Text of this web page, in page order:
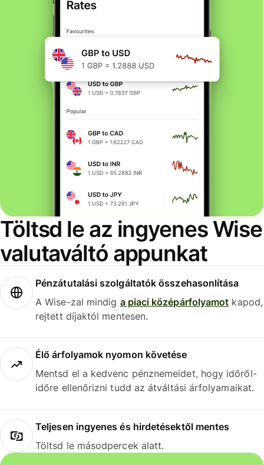
Töltsd le az ingyenes Wise
valutaváltó appunkat
Pénzátutalási szolgáltatók összehasonlítása
A Wise-zal mindig a piaci középárfolyamot kapod,
rejtett díjaktól mentesen.
Élő árfolyamok nyomon követése
Mentsd el a kedvenc pénznemeidet, hogy időről-
időre ellenőrizni tudd az átváltási árfolyamaikat.
Teljesen ingyenes és hirdetésektől mentes
Töltsd le másodpercek alatt.